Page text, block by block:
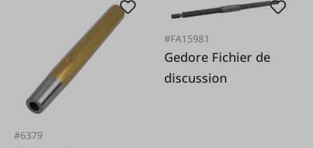
#6379
#FA15981
Gedore Fichier de
discussion